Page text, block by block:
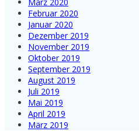
Februar 2020
Januar 2020
Dezember 2019
November 2019
Oktober 2019
September 2019
August 2019
Juli 2019
Mai 2019
April 2019
März 2019